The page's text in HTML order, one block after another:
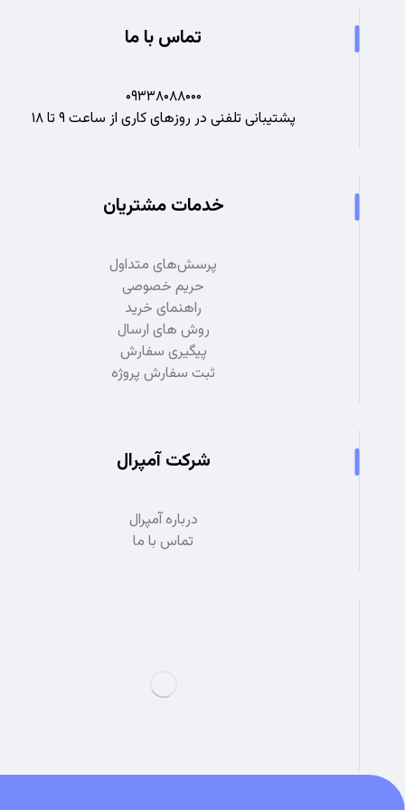
تماس با ما
۰۹۳۳۸۰۸۸۰۰۰
پشتیبانی تلفنی در روزهای کاری از ساعت ۹ تا ۱۸
خدمات مشتریان
پرسش‌های متداول
حریم خصوصی
راهنمای خرید
روش های ارسال
پیگیری سفارش
ثبت سفارش پروژه
شرکت آمپرال
درباره آمپرال
تماس با ما